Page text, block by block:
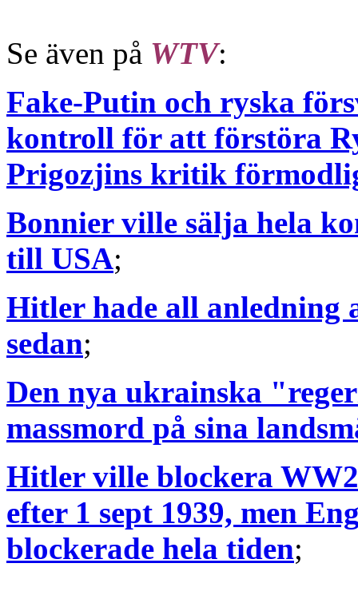
Se även på WTV:
Fake-Putin och ryska
kontroll för att förstöra
Prigozjins kritik
Bonnier ville sälja hela
till USA;
Hitler hade all anledning
sedan;
Den nya ukrainska
massmord på sina
Hitler ville blockera
efter 1 sept 1939, men
blockerade hela tiden;